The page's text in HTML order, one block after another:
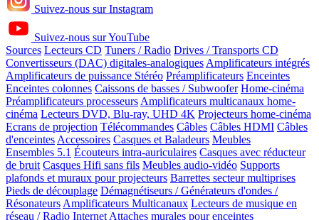
Suivez-nous sur Instagram
Suivez-nous sur YouTube
Sources Lecteurs CD Tuners / Radio Drives / Transports CD
Convertisseurs (DAC) digitales-analogiques Amplificateurs intégrés
Amplificateurs de puissance Stéréo Préamplificateurs Enceintes
Enceintes colonnes Caissons de basses / Subwoofer Home-cinéma
Préamplificateurs processeurs Amplificateurs multicanaux home-
cinéma Lecteurs DVD, Blu-ray, UHD 4K Projecteurs home-cinéma
Ecrans de projection Télécommandes Câbles Câbles HDMI Câbles
d'enceintes Accessoires Casques et Baladeurs Meubles
Ensembles 5.1 Écouteurs intra-auriculaires Casques avec réducteur
de bruit Casques Hifi sans fils Meubles audio-vidéo Supports
plafonds et muraux pour projecteurs Barrettes secteur multiprises
Pieds de découplage Démagnétiseurs / Générateurs d'ondes /
Résonateurs Amplificateurs Multicanaux Lecteurs de musique en
réseau / Radio Internet Attaches murales pour enceintes